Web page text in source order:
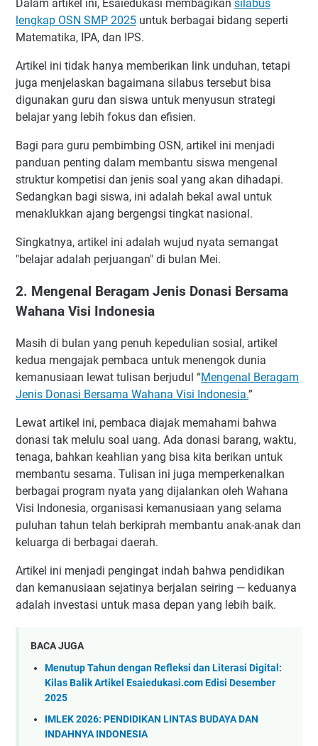
Dalam artikel ini, Esaiedukasi membagikan silabus
lengkap OSN SMP 2025 untuk berbagai bidang seperti
Matematika, IPA, dan IPS.
Artikel ini tidak hanya memberikan link unduhan, tetapi
juga menjelaskan bagaimana silabus tersebut bisa
digunakan guru dan siswa untuk menyusun strategi
belajar yang lebih fokus dan efisien.
Bagi para guru pembimbing OSN, artikel ini menjadi
panduan penting dalam membantu siswa mengenal
struktur kompetisi dan jenis soal yang akan dihadapi.
Sedangkan bagi siswa, ini adalah bekal awal untuk
menaklukkan ajang bergengsi tingkat nasional.
Singkatnya, artikel ini adalah wujud nyata semangat
"belajar adalah perjuangan" di bulan Mei.
2. Mengenal Beragam Jenis Donasi Bersama
Wahana Visi Indonesia
Masih di bulan yang penuh kepedulian sosial, artikel
kedua mengajak pembaca untuk menengok dunia
kemanusiaan lewat tulisan berjudul “Mengenal Beragam
Jenis Donasi Bersama Wahana Visi Indonesia.”
Lewat artikel ini, pembaca diajak memahami bahwa
donasi tak melulu soal uang. Ada donasi barang, waktu,
tenaga, bahkan keahlian yang bisa kita berikan untuk
membantu sesama. Tulisan ini juga memperkenalkan
berbagai program nyata yang dijalankan oleh Wahana
Visi Indonesia, organisasi kemanusiaan yang selama
puluhan tahun telah berkiprah membantu anak-anak dan
keluarga di berbagai daerah.
Artikel ini menjadi pengingat indah bahwa pendidikan
dan kemanusiaan sejatinya berjalan seiring — keduanya
adalah investasi untuk masa depan yang lebih baik.
BACA JUGA
Menutup Tahun dengan Refleksi dan Literasi Digital:
Kilas Balik Artikel Esaiedukasi.com Edisi Desember
2025
IMLEK 2026: PENDIDIKAN LINTAS BUDAYA DAN
INDAHNYA INDONESIA